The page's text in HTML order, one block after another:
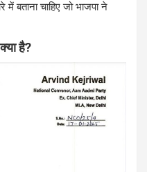
बताना चाहिए जो भाजपा ने
है?